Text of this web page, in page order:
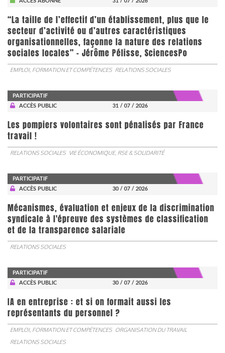
“La taille de l’effectif d’un établissement, plus que le
secteur d’activité ou d’autres caractéristiques
organisationnelles, façonne la nature des relations
sociales locales” - Jérôme Pélisse, SciencesPo
EMPLOI, FORMATION ET COMPÉTENCES RELATIONS SOCIALES
PARTICIPATIF
ACCÈS PUBLIC
31 / 07 / 2026
Les pompiers volontaires sont pénalisés par France
travail !
RELATIONS SOCIALES VIE ÉCONOMIQUE, RSE & SOLIDARITÉ
PARTICIPATIF
ACCÈS PUBLIC
30 / 07 / 2026
Mécanismes, évaluation et enjeux de la discrimination
syndicale à l'épreuve des systèmes de classification
et de la transparence salariale
RELATIONS SOCIALES
PARTICIPATIF
ACCÈS PUBLIC
30 / 07 / 2026
IA en entreprise : et si on formait aussi les
représentants du personnel ?
EMPLOI, FORMATION ET COMPÉTENCES ORGANISATION DU TRAVAIL
RELATIONS SOCIALES